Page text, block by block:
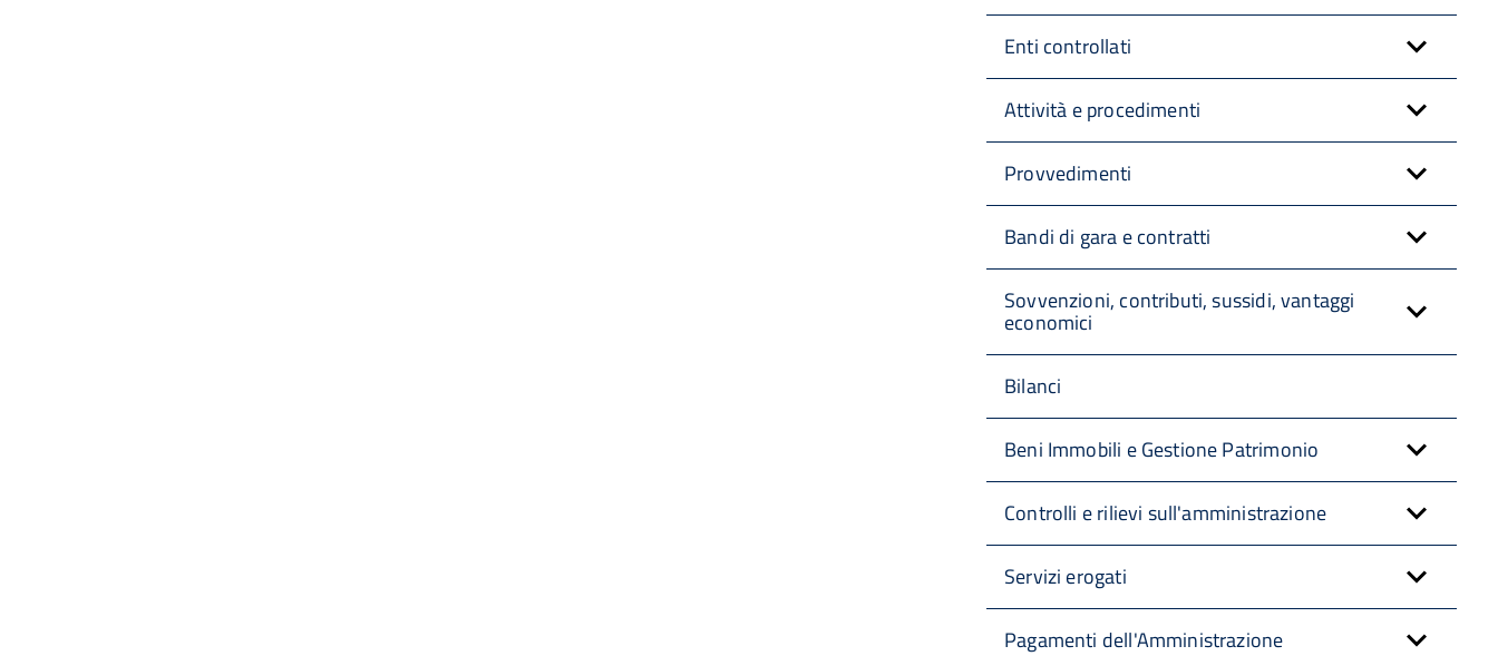
Enti controllati
Attività e procedimenti
Provvedimenti
Bandi di gara e contratti
Sovvenzioni, contributi, sussidi, vantaggi
economici
Bilanci
Beni Immobili e Gestione Patrimonio
Controlli e rilievi sull'amministrazione
Servizi erogati
Pagamenti dell'Amministrazione